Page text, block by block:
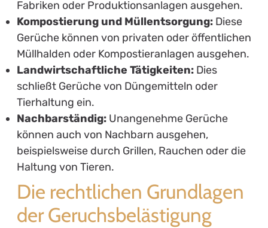
Fabriken oder Produktionsanlagen ausgehen.
Kompostierung und Müllentsorgung:Diese
Gerüche können von privaten oder öffentlichen
Müllhalden oder Kompostieranlagen ausgehen.
Landwirtschaftliche Tätigkeiten:Dies
schließt Gerüche von Düngemitteln oder
Tierhaltung ein.
Nachbarständig:Unangenehme Gerüche
können auch von Nachbarn ausgehen,
beispielsweise durch Grillen, Rauchen oder die
Haltung von Tieren.
Die rechtlichen Grundlagen
der Geruchsbelästigung